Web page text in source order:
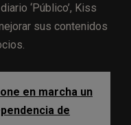
‘Público’, Kiss
sus contenidos
en marcha un
de